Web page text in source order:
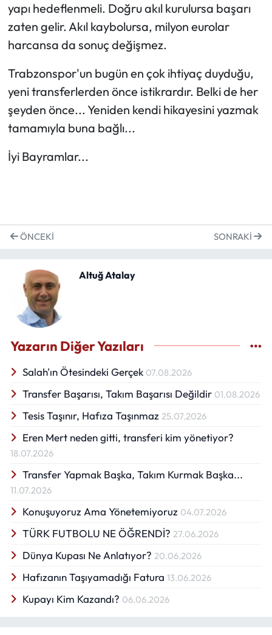
yapı hedeflenmeli. Doğru akıl kurulursa başarı
zaten gelir. Akıl kaybolursa, milyon eurolar
harcansa da sonuç değişmez.
Trabzonspor'un bugün en çok ihtiyaç duyduğu,
yeni transferlerden önce istikrardır. Belki de her
şeyden önce... Yeniden kendi hikayesini yazmak
tamamıyla buna bağlı...
İyi Bayramlar...
ÖNCEKI SONRAKI
Altuğ Atalay
Yazarın Diğer Yazıları
Salah'ın Ötesindeki Gerçek 07.08.2026
Transfer Başarısı, Takım Başarısı Değildir 01.08.2026
Tesis Taşınır, Hafıza Taşınmaz 25.07.2026
Eren Mert neden gitti, transferi kim yönetiyor?
18.07.2026
Transfer Yapmak Başka, Takım Kurmak Başka...
11.07.2026
Konuşuyoruz Ama Yönetemiyoruz 04.07.2026
TÜRK FUTBOLU NE ÖĞRENDİ? 27.06.2026
Dünya Kupası Ne Anlatıyor? 20.06.2026
Hafızanın Taşıyamadığı Fatura 13.06.2026
Kupayı Kim Kazandı? 06.06.2026